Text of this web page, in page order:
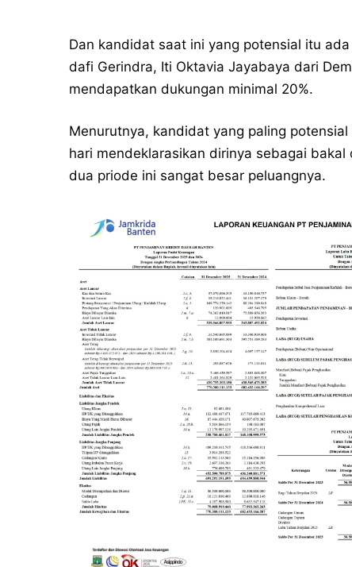
Dan kandidat saat ini yang potensial itu
dafi Gerindra, Iti Oktavia Jayabaya dari
mendapatkan dukungan minimal 20%.
Menurutnya, kandidat yang paling
hari mendeklarasikan dirinya sebagai
dua priode ini sangat besar peluangnya.